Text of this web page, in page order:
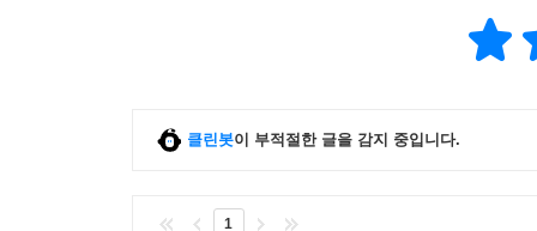
클린봇이 부적절한 글을 감지 중입니다.
1